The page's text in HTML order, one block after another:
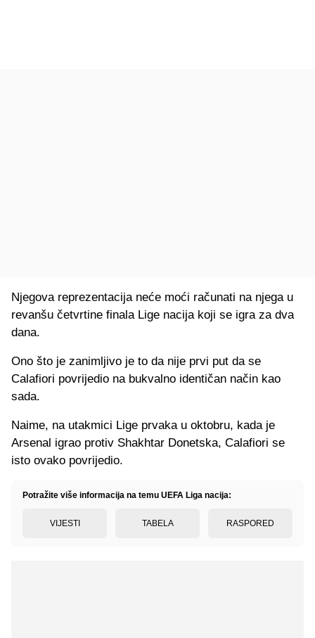
Njegova reprezentacija neće moći računati na njega u
revanšu četvrtine finala Lige nacija koji se igra za dva
dana.
Ono što je zanimljivo je to da nije prvi put da se
Calafiori povrijedio na bukvalno identičan način kao
sada.
Naime, na utakmici Lige prvaka u oktobru, kada je
Arsenal igrao protiv Shakhtar Donetska, Calafiori se
isto ovako povrijedio.
Potražite više informacija na temu UEFA Liga nacija:
VIJESTI TABELA RASPORED